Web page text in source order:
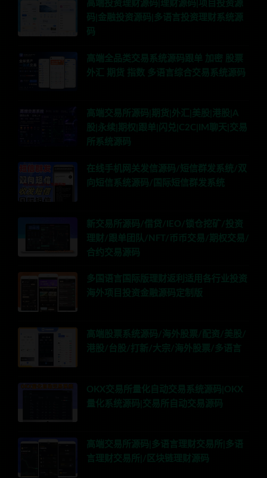
高端投资理财源码|理财源码|项目投资源
码|金融投资源码|多语言投资理财系统源
码
高端全品类交易系统源码跟单 加密 股票
外汇 期货 指数 多语言综合交易系统源码
高端交易所源码|期货|外汇|美股|港股|A
股|永续|期权|跟单|闪兑|C2C|IM聊天|交易
所系统源码
在线手机网关发信源码/短信群发系统/双
向短信系统源码/国际短信群发系统
新交易所源码/借贷/IEO/锁仓挖矿/投资
理财/跟单团队/NFT/币币交易/期权交易/
合约交易源码
多国语言国际版理财返利适用各行业投资
海外项目投资金融源码定制版
高端股票系统源码/海外股票/配资/美股/
港股/台股/打新/大宗/海外股票/多语言
OKX交易所量化自动交易系统源码|OKX
量化系统源码|交易所自动交易源码
高端交易所源码|多语言理财交易所|多语
言理财交易所|/区块链理财源码